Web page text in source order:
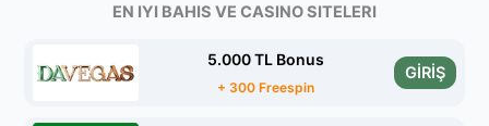
EN IYI BAHIS VE CASINO SITELERI
5.000 TL Bonus
+ 300 Freespin
GİRİŞ